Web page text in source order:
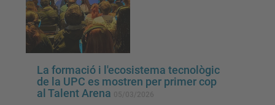
La formació i l'ecosistema tecnològic
de la UPC es mostren per primer cop
al Talent Arena